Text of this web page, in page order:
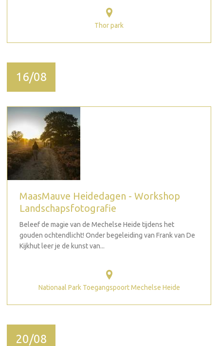
Thor park
16/08
MaasMauve Heidedagen - Workshop
Landschapsfotografie
Beleef de magie van de Mechelse Heide tijdens het
gouden ochtendlicht! Onder begeleiding van Frank van De
Kijkhut leer je de kunst van...
Nationaal Park Toegangspoort Mechelse Heide
20/08